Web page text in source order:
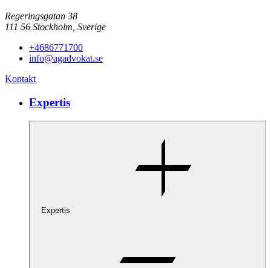
Regeringsgatan 38
111 56 Stockholm, Sverige
+4686771700
info@agadvokat.se
Kontakt
Expertis
Expertis